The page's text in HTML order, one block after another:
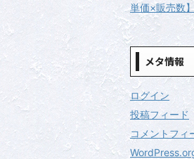
単価×販売数】
メタ情報
ログイン
投稿フィード
コメントフィ